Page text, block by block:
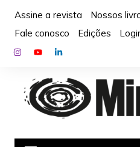
para
conteúdo
Assine a revista Nossos
Fale conosco
Edições